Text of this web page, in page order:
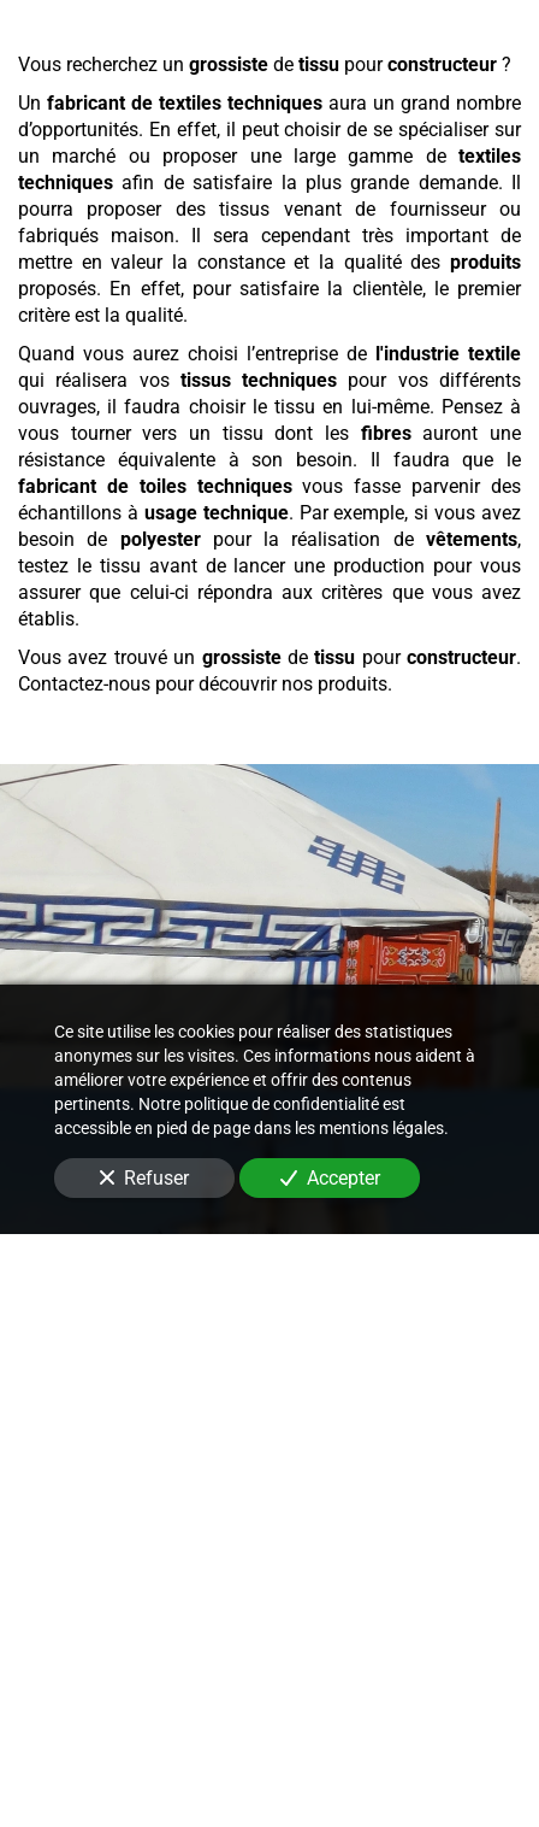
Vous recherchez un grossiste de tissu pourconstructeur ?
Un fabricant de textiles techniques aura un grand nombre
d’opportunités. En effet, il peut choisir de se spécialiser sur
un marché ou proposer une large gamme de textiles
techniques afin de satisfaire la plus grande demande. Il
pourra proposer des tissus venant de fournisseur ou
fabriqués maison. Il sera cependant très important de
mettre en valeur la constance et la qualité des produits
proposés. En effet, pour satisfaire la clientèle, le premier
critère est la qualité.
Quand vous aurez choisi l’entreprise de l'industrie textile
qui réalisera vos tissus techniques pour vos différents
ouvrages, il faudra choisir le tissu en lui-même. Pensez à
vous tourner vers un tissu dont les fibresauront une
résistance équivalente à son besoin. Il faudra que le
fabricant de toiles techniquesvous fasse parvenir des
échantillons à usage technique. Par exemple, si vous avez
besoin de polyesterpour la réalisation devêtements,
testez le tissu avant de lancer une production pour vous
assurer que celui-ci répondra aux critères que vous avez
établis.
Vous avez trouvé un grossiste detissu pour constructeur.
Contactez-nous pour découvrir nos produits.
Ce site utilise les cookies pour réaliser des statistiques
anonymes sur les visites. Ces informations nous aident à
améliorer votre expérience et offrir des contenus
pertinents. Notre politique de confidentialité est
accessible en pied de page dans les mentions légales.
Refuser Accepter